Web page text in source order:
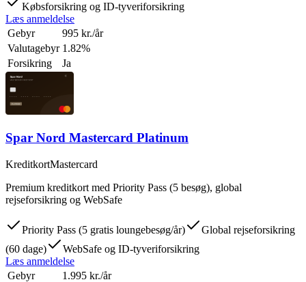
Købsforsikring og ID-tyveriforsikring
Læs anmeldelse
Gebyr
995 kr./år
Valutagebyr 1.82%
Forsikring
Ja
Spar Nord Mastercard Platinum
KreditkortMastercard
Premium kreditkort med Priority Pass (5 besøg), global
rejseforsikring og WebSafe
Priority Pass (5 gratis loungebesøg/år)
Global rejseforsikring
(60 dage)
WebSafe og ID-tyveriforsikring
Læs anmeldelse
Gebyr
1.995 kr./år